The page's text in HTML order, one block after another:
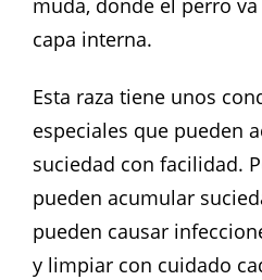
muda, donde el perro
capa interna.
Esta raza tiene unos
especiales que pueden
suciedad con facilidad.
pueden acumular
pueden causar
y limpiar con cuidado